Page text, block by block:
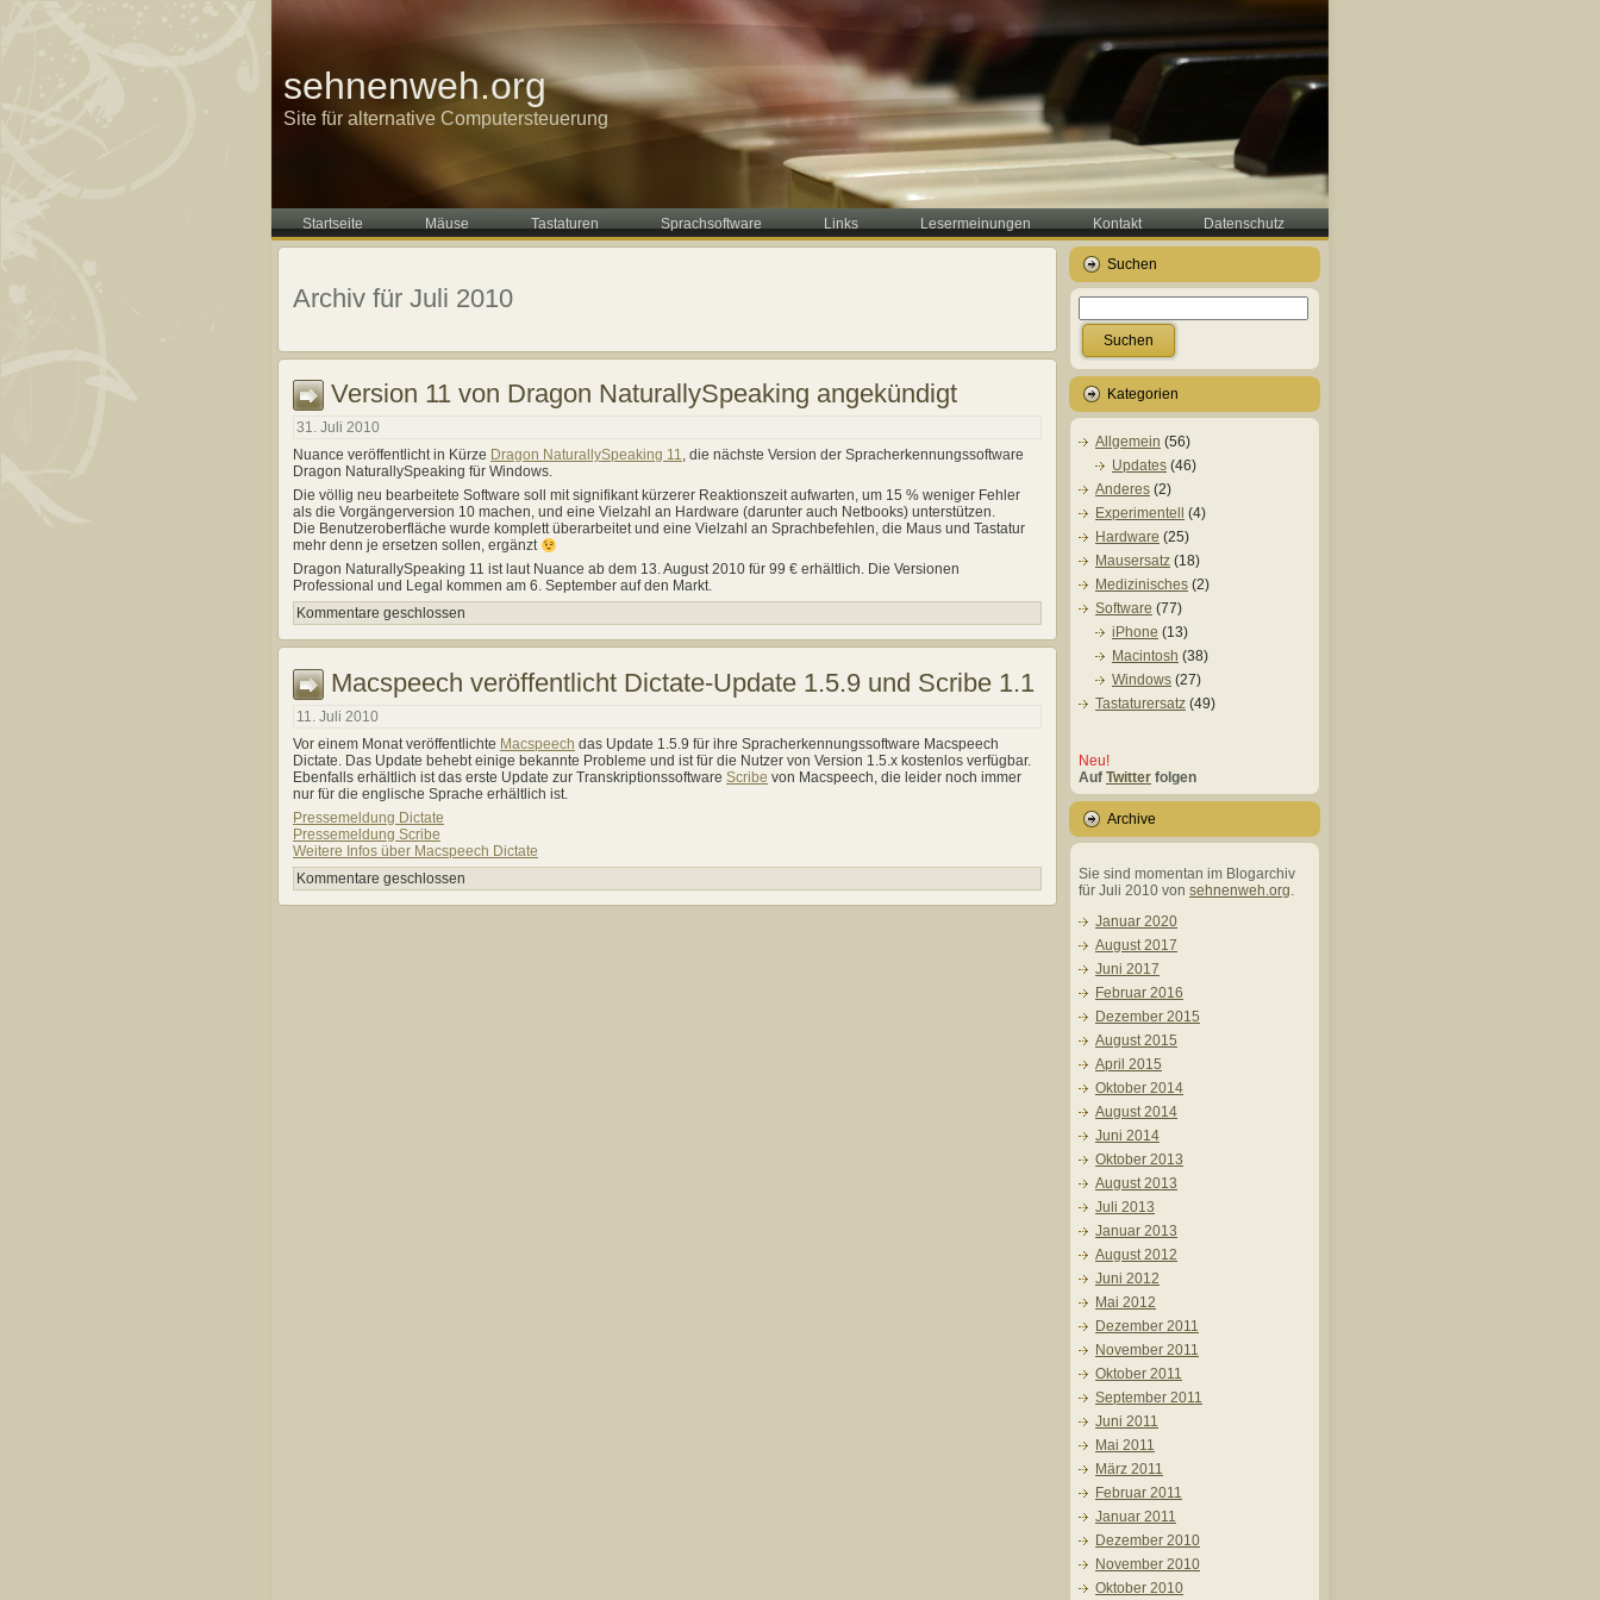
sehnenweh.org
Site für alternative Computersteuerung
Startseite Mäuse Tastaturen Sprachsoftware Links Lesermeinungen Kontakt Datenschutz
Archiv für Juli 2010
Version 11 von Dragon NaturallySpeaking angekündigt
31. Juli 2010
Nuance veröffentlicht in Kürze Dragon NaturallySpeaking 11, die nächste Version der Spracherkennungssoftware
Dragon NaturallySpeaking für Windows.
Die völlig neu bearbeitete Software soll mit signifikant kürzerer Reaktionszeit aufwarten, um 15 % weniger Fehler
als die Vorgängerversion 10 machen, und eine Vielzahl an Hardware (darunter auch Netbooks) unterstützen.
Die Benutzeroberfläche wurde komplett überarbeitet und eine Vielzahl an Sprachbefehlen, die Maus und Tastatur
mehr denn je ersetzen sollen, ergänzt
Dragon NaturallySpeaking 11 ist laut Nuance ab dem 13. August 2010 für 99 € erhältlich. Die Versionen
Professional und Legal kommen am 6. September auf den Markt.
Kommentare geschlossen
Macspeech veröffentlicht Dictate-Update 1.5.9 und Scribe 1.1
11. Juli 2010
Vor einem Monat veröffentlichte Macspeech das Update 1.5.9 für ihre Spracherkennungssoftware Macspeech
Dictate. Das Update behebt einige bekannte Probleme und ist für die Nutzer von Version 1.5.x kostenlos verfügbar.
Ebenfalls erhältlich ist das erste Update zur Transkriptionssoftware Scribe von Macspeech, die leider noch immer
nur für die englische Sprache erhältlich ist.
Pressemeldung Dictate
Pressemeldung Scribe
Weitere Infos über Macspeech Dictate
Kommentare geschlossen
Suchen
Kategorien
Allgemein (56)
Updates (46)
Anderes (2)
Experimentell
(4)
Hardware (25)
Mausersatz (18)
Medizinisches (2)
Software (77)
iPhone (13)
Macintosh (38)
Windows (27)
Tastaturersatz (49)
Neu!
Auf Twitter folgen
Archive
Sie sind momentan im Blogarchiv
für Juli 2010 von sehnenweh.org.
Januar 2020
August 2017
Juni 2017
Februar 2016
Dezember 2015
August 2015
April 2015
Oktober 2014
August 2014
Juni 2014
Oktober 2013
August 2013
Juli 2013
Januar 2013
August 2012
Juni 2012
Mai 2012
Dezember 2011
November 2011
Oktober 2011
September 2011
Juni 2011
Mai 2011
März 2011
Februar 2011
Januar 2011
Dezember 2010
November 2010
Oktober 2010